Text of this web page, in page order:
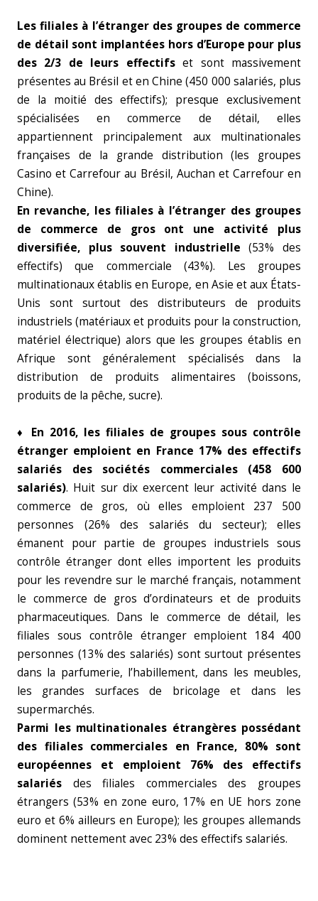
Les filiales à l’étranger des groupes de commerce
de détail sont implantées hors d’Europe pour plus
des 2/3 de leurs effectifset sont massivement
présentes au Brésil et en Chine (450 000 salariés, plus
de la moitié des effectifs); presque exclusivement
spécialisées en commerce de détail, elles
appartiennent principalement aux multinationales
françaises de la grande distribution (les groupes
Casino et Carrefour au Brésil, Auchan et Carrefour en
Chine).
En revanche, les filiales à l’étranger des groupes
de commerce de gros ont une activité plus
diversifiée, plus souvent industrielle (53% des
effectifs) que commerciale (43%). Les groupes
multinationaux établis en Europe, en Asie et aux États-
Unis sont surtout des distributeurs de produits
industriels (matériaux et produits pour la construction,
matériel électrique) alors que les groupes établis en
Afrique sont généralement spécialisés dans la
distribution de produits alimentaires (boissons,
produits de la pêche, sucre).
♦ En 2016, les filiales de groupes sous contrôle
étranger emploient en France 17% des effectifs
salariés des sociétés commerciales (458 600
salariés). Huit sur dix exercent leur activité dans le
commerce de gros, où elles emploient 237 500
personnes (26% des salariés du secteur); elles
émanent pour partie de groupes industriels sous
contrôle étranger dont elles importent les produits
pour les revendre sur le marché français, notamment
le commerce de gros d’ordinateurs et de produits
pharmaceutiques. Dans le commerce de détail, les
filiales sous contrôle étranger emploient 184 400
personnes (13% des salariés) sont surtout présentes
dans la parfumerie, l’habillement, dans les meubles,
les grandes surfaces de bricolage et dans les
supermarchés.
Parmi les multinationales étrangères possédant
des filiales commerciales en France, 80% sont
européennes et emploient 76% des effectifs
salariés des filiales commerciales des groupes
étrangers (53% en zone euro, 17% en UE hors zone
euro et 6% ailleurs en Europe); les groupes allemands
dominent nettement avec 23% des effectifs salariés.